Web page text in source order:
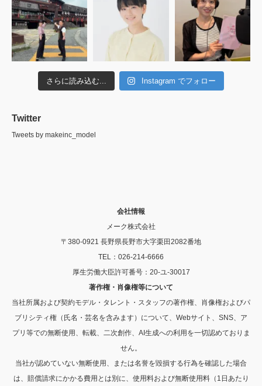
さらに読み込む... Instagram でフォロー
Twitter
Tweets by makeinc_model
会社情報
メーク株式会社
〒380-0921 長野県長野市大字栗田2082番地
TEL：026-214-6666
厚生労働大臣許可番号：20-ユ-30017
著作権・肖像権等について
当社所属および契約モデル・タレント・スタッフの著作権、肖像権およびパ
ブリシティ権（氏名・芸名を含みます）について、Webサイト、SNS、ア
プリ等での無断使用、転載、二次創作、AI生成への利用を一切認めておりま
せん。
当社が認めていない無断使用、または名誉を毀損する行為を確認した場合
は、賠償請求にかかる費用とは別に、使用料および無断使用料（1日あたり